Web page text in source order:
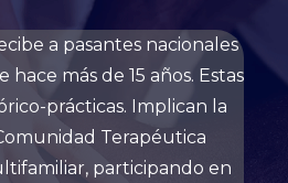
a pasantes nacionales
más de 15 años. Estas
prácticas. Implican la
Terapéutica
participando en